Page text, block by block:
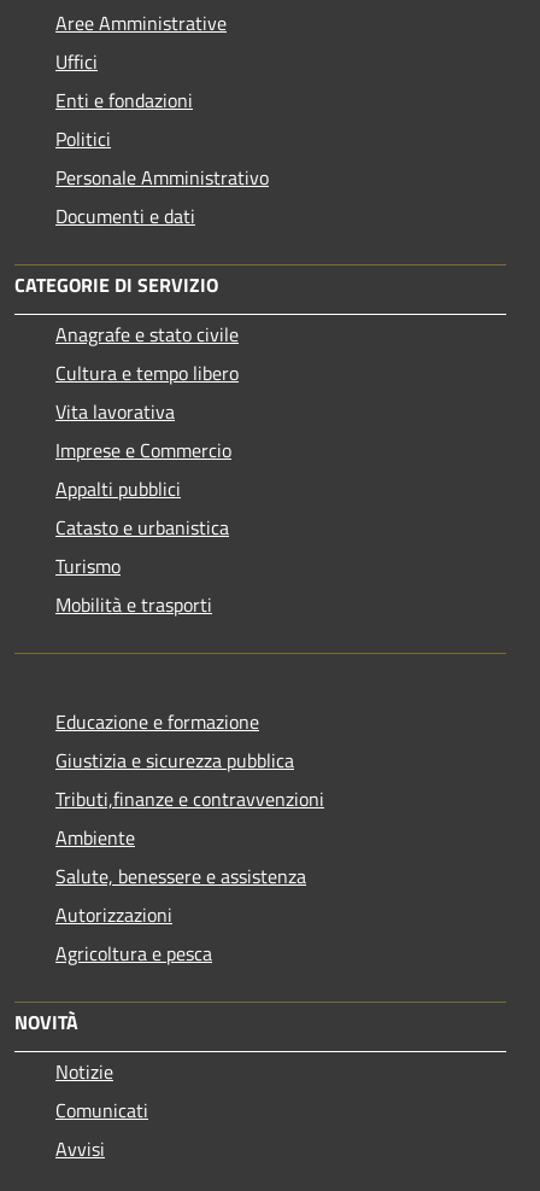
Aree Amministrative
Uffici
Enti e fondazioni
Politici
Personale Amministrativo
Documenti e dati
CATEGORIE DI SERVIZIO
Anagrafe e stato civile
Cultura e tempo libero
Vita lavorativa
Imprese e Commercio
Appalti pubblici
Catasto e urbanistica
Turismo
Mobilità e trasporti
Educazione e formazione
Giustizia e sicurezza pubblica
Tributi,finanze e contravvenzioni
Ambiente
Salute, benessere e assistenza
Autorizzazioni
Agricoltura e pesca
NOVITÀ
Notizie
Comunicati
Avvisi